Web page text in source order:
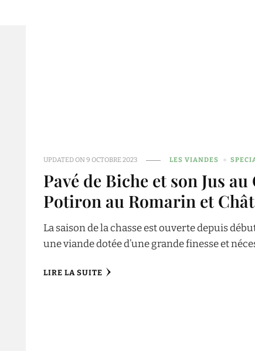
UPDATED ON9 OCTOBRE 2023 LES VIANDES
Pavé de Biche et son Jus
Potiron au Romarin et
La saison de la chasse est ouverte depuis
une viande dotée d’une grande finesse et
LIRE LA SUITE